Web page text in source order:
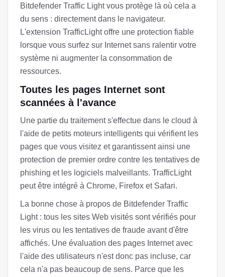
Bitdefender Traffic Light vous protège là où cela a
du sens : directement dans le navigateur.
L'extension TrafficLight offre une protection fiable
lorsque vous surfez sur Internet sans ralentir votre
système ni augmenter la consommation de
ressources.
Toutes les pages Internet sont
scannées à l'avance
Une partie du traitement s'effectue dans le cloud à
l'aide de petits moteurs intelligents qui vérifient les
pages que vous visitez et garantissent ainsi une
protection de premier ordre contre les tentatives de
phishing et les logiciels malveillants. TrafficLight
peut être intégré à Chrome, Firefox et Safari.
La bonne chose à propos de Bitdefender Traffic
Light : tous les sites Web visités sont vérifiés pour
les virus ou les tentatives de fraude avant d'être
affichés. Une évaluation des pages Internet avec
l'aide des utilisateurs n'est donc pas incluse, car
cela n'a pas beaucoup de sens. Parce que les